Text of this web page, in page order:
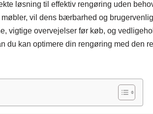
løsning til effektiv rengøring uden
vil dens bærbarhed og
vigtige overvejelser før køb, og
du kan optimere din rengøring med den